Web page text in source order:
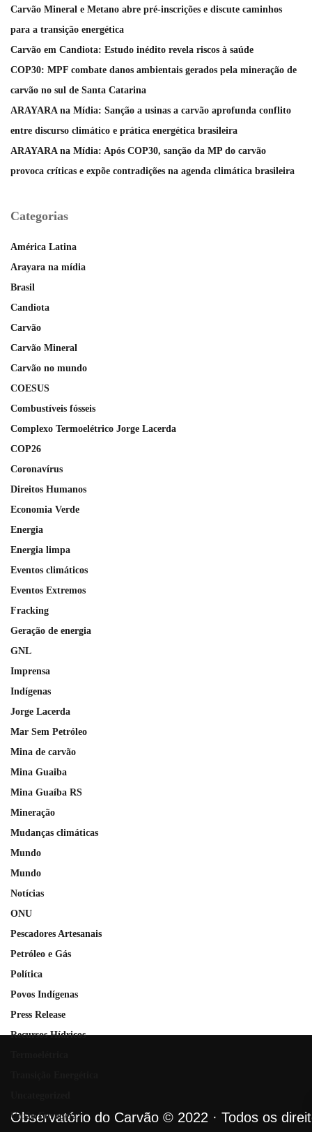
Carvão Mineral e Metano abre pré-inscrições e discute caminhos
para a transição energética
Carvão em Candiota: Estudo inédito revela riscos à saúde
COP30: MPF combate danos ambientais gerados pela mineração de
carvão no sul de Santa Catarina
ARAYARA na Mídia: Sanção a usinas a carvão aprofunda conflito
entre discurso climático e prática energética brasileira
ARAYARA na Mídia: Após COP30, sanção da MP do carvão
provoca críticas e expõe contradições na agenda climática brasileira
Categorias
América Latina
Arayara na mídia
Brasil
Candiota
Carvão
Carvão Mineral
Carvão no mundo
COESUS
Combustíveis fósseis
Complexo Termoelétrico Jorge Lacerda
COP26
Coronavírus
Direitos Humanos
Economia Verde
Energia
Energia limpa
Eventos climáticos
Eventos Extremos
Fracking
Geração de energia
GNL
Imprensa
Indígenas
Jorge Lacerda
Mar Sem Petróleo
Mina de carvão
Mina Guaiba
Mina Guaíba RS
Mineração
Mudanças climáticas
Mundo
Mundo
Notícias
ONU
Pescadores Artesanais
Petróleo e Gás
Política
Povos Indígenas
Press Release
Recursos Hídricos
União Europeia
Observatório do Carvão © 2022 · Todos os